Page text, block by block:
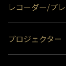
レコーダー/プ
プロジェクター